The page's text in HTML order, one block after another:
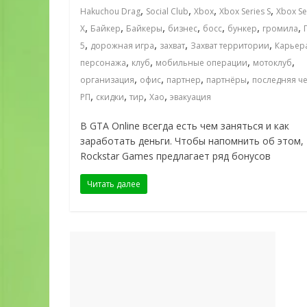
Hakuchou Drag, Social Club, Xbox, Xbox Series S, Xbox
X, Байкер, Байкеры, бизнес, босс, бункер, громила,
5, дорожная игра, захват, Захват территории,
персонажа, клуб, мобильные операции, мотоклуб,
организация, офис, партнер, партнёры, последняя
РП, скидки, тир, Хао, эвакуация
В GTA Online всегда есть чем заняться и как
заработать деньги. Чтобы напомнить об этом,
Rockstar Games предлагает ряд бонусов
Читать далее